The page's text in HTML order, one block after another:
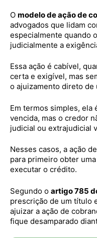
O modelo de ação de
advogados que lidam
especialmente quando
judicialmente a
Essa ação é cabível,
certa e exigível, mas
o ajuizamento direto de
Em termos simples, ela
vencida, mas o credor
judicial ou extrajudicial
Nesses casos, a ação
para primeiro obter
executar o crédito.
Segundo o artigo 785
prescrição de um título
ajuizar a ação de
fique desamparado